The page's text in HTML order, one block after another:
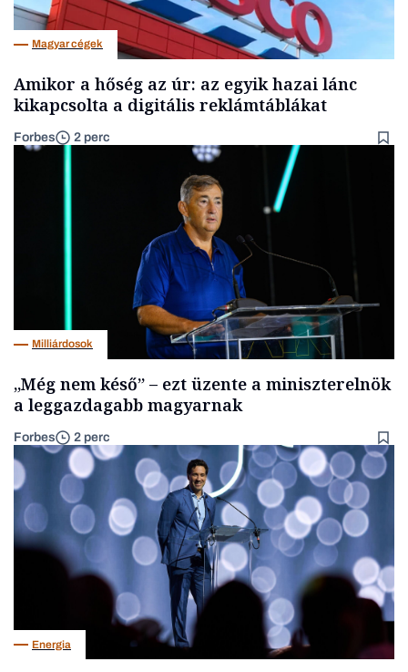
Magyar cégek
Amikor a hőség az úr: az egyik hazai lánc
kikapcsolta a digitális reklámtáblákat
Forbes 2 perc
Milliárdosok
„Még nem késő” – ezt üzente a miniszterelnök
a leggazdagabb magyarnak
Forbes 2 perc
Energia